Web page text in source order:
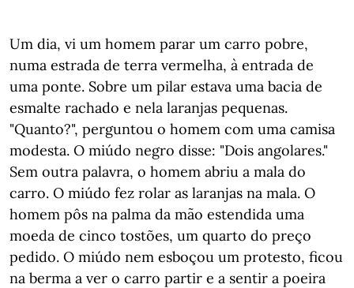
Um dia, vi um homem parar um carro pobre,
numa estrada de terra vermelha, à entrada de
uma ponte. Sobre um pilar estava uma bacia de
esmalte rachado e nela laranjas pequenas.
"Quanto?", perguntou o homem com uma camisa
modesta. O miúdo negro disse: "Dois angolares."
Sem outra palavra, o homem abriu a mala do
carro. O miúdo fez rolar as laranjas na mala. O
homem pôs na palma da mão estendida uma
moeda de cinco tostões, um quarto do preço
pedido. O miúdo nem esboçou um protesto, ficou
na berma a ver o carro partir e a sentir a poeira